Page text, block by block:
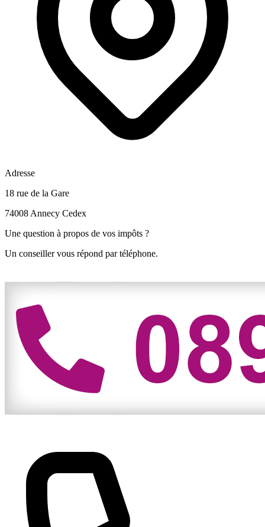
Adresse
18 rue de la Gare
74008 Annecy Cedex
Une question à propos de vos impôts ?
Un conseiller vous répond par téléphone.